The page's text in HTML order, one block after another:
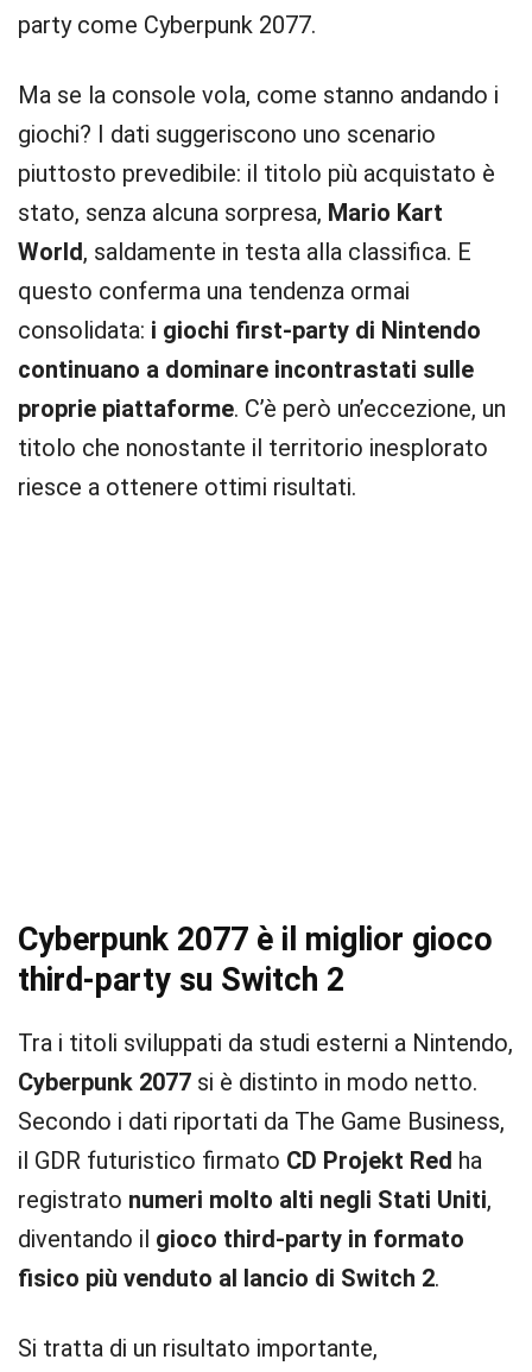
party come Cyberpunk 2077.
Ma se la console vola, come stanno andando i
giochi? I dati suggeriscono uno scenario
piuttosto prevedibile: il titolo più acquistato è
stato, senza alcuna sorpresa, Mario Kart
World, saldamente in testa alla classifica. E
questo conferma una tendenza ormai
consolidata: i giochi first-party di Nintendo
continuano a dominare incontrastati sulle
proprie piattaforme. C’è però un’eccezione, un
titolo che nonostante il territorio inesplorato
riesce a ottenere ottimi risultati.
Cyberpunk 2077 è il miglior gioco
third-party su Switch 2
Tra i titoli sviluppati da studi esterni a Nintendo,
Cyberpunk 2077 si è distinto in modo netto.
Secondo i dati riportati da The Game Business,
il GDR futuristico firmato CD Projekt Red ha
registrato numeri molto alti negli Stati Uniti,
diventando il gioco third-party in formato
fisico più venduto al lancio di Switch 2.
Si tratta di un risultato importante,